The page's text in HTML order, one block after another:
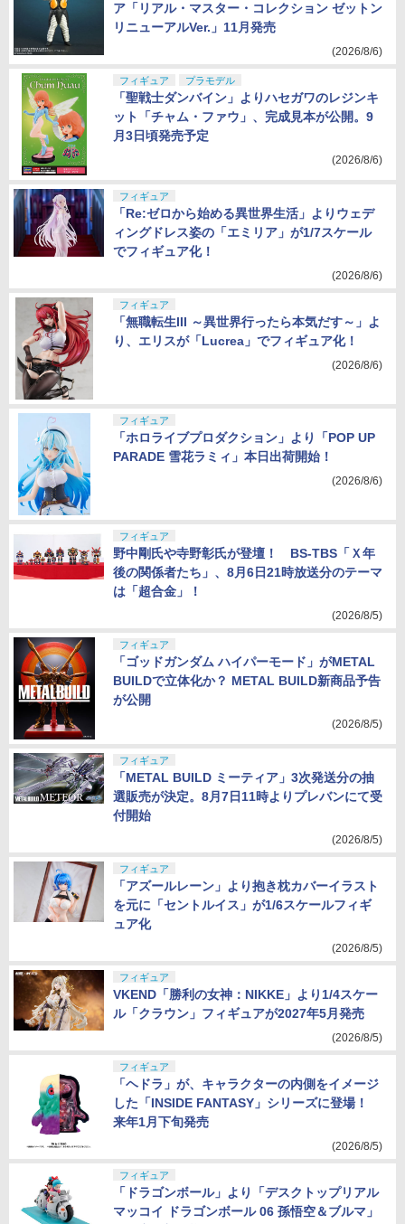
ア「リアル・マスター・コレクション ゼットン
リニューアルVer.」11月発売
(2026/8/6)
フィギュア プラモデル
「聖戦士ダンバイン」よりハセガワのレジンキ
ット「チャム・ファウ」、完成見本が公開。9
月3日頃発売予定
(2026/8/6)
フィギュア
「Re:ゼロから始める異世界生活」よりウェデ
ィングドレス姿の「エミリア」が1/7スケール
でフィギュア化！
(2026/8/6)
フィギュア
「無職転生III ～異世界行ったら本気だす～」よ
り、エリスが「Lucrea」でフィギュア化！
(2026/8/6)
フィギュア
「ホロライブプロダクション」より「POP UP
PARADE 雪花ラミィ」本日出荷開始！
(2026/8/6)
フィギュア
野中剛氏や寺野彰氏が登壇！ BS-TBS「Ｘ年
後の関係者たち」、8月6日21時放送分のテーマ
は「超合金」！
(2026/8/5)
フィギュア
「ゴッドガンダム ハイパーモード」がMETAL
BUILDで立体化か？ METAL BUILD新商品予告
が公開
(2026/8/5)
フィギュア
「METAL BUILD ミーティア」3次発送分の抽
選販売が決定。8月7日11時よりプレバンにて受
付開始
(2026/8/5)
フィギュア
「アズールレーン」より抱き枕カバーイラスト
を元に「セントルイス」が1/6スケールフィギ
ュア化
(2026/8/5)
フィギュア
VKEND「勝利の女神：NIKKE」より1/4スケー
ル「クラウン」フィギュアが2027年5月発売
(2026/8/5)
フィギュア
「ヘドラ」が、キャラクターの内側をイメージ
した「INSIDE FANTASY」シリーズに登場！
来年1月下旬発売
(2026/8/5)
フィギュア
「ドラゴンボール」より「デスクトップリアル
マッコイ ドラゴンボール 06 孫悟空＆ブルマ」